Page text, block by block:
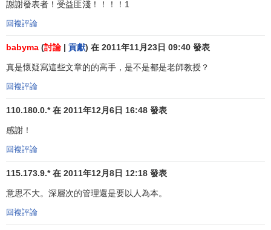
3月中旬一個星期三的上午， 查爾斯·凱瑟困惑地掃視了
一眼從公司
要求的3周半的庫存 要求。但凱瑟知道， 公司設在密蘇里州
傑弗遜城的工廠兩天前剛運來346箱(每箱12瓶)上光油， 玫瑰
牌上光油一定是被搶購一空了。他便打開自己與生產線相聯
但事實上凱瑟不是管理人員，他只是生產線上的一名工人，
官方的頭銜是“生產線協調員”， 是公司上百名工作於電腦網
路上的工人中的一員。他們有權檢查核對貨物運送情況， 安
作。
謝謝發表者！受益匪淺！！！！1
回複評論
babyma (討論 | 貢獻) 在 2011年11月23日 09:40 發表
真是懷疑寫這些文章的的高手，是不是都是老師教授？
回複評論
110.180.0.* 在 2011年12月6日 16:48 發表
感謝！
回複評論
115.173.9.* 在 2011年12月8日 12:18 發表
意思不大。深層次的管理還是要以人為本。
回複評論